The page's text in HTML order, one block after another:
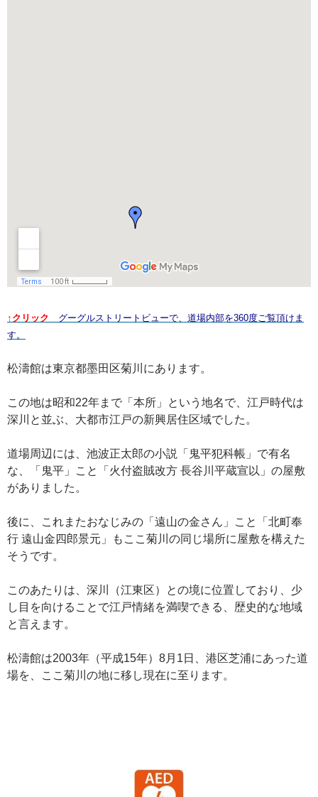
↑クリック グーグルストリートビューで、道場内部を360度ご覧頂けま
す。
松濤館は東京都墨田区菊川にあります。
この地は昭和22年まで「本所」という地名で、江戸時代は
深川と並ぶ、大都市江戸の新興居住区域でした。
道場周辺には、池波正太郎の小説「鬼平犯科帳」で有名
な、「鬼平」こと「火付盗賊改方 長谷川平蔵宣以」の屋敷
がありました。
後に、これまたおなじみの「遠山の金さん」こと「北町奉
行 遠山金四郎景元」もここ菊川の同じ場所に屋敷を構えた
そうです。
このあたりは、深川（江東区）との境に位置しており、少
し目を向けることで江戸情緒を満喫できる、歴史的な地域
と言えます。
松濤館は2003年（平成15年）8月1日、港区芝浦にあった道
場を、ここ菊川の地に移し現在に至ります。